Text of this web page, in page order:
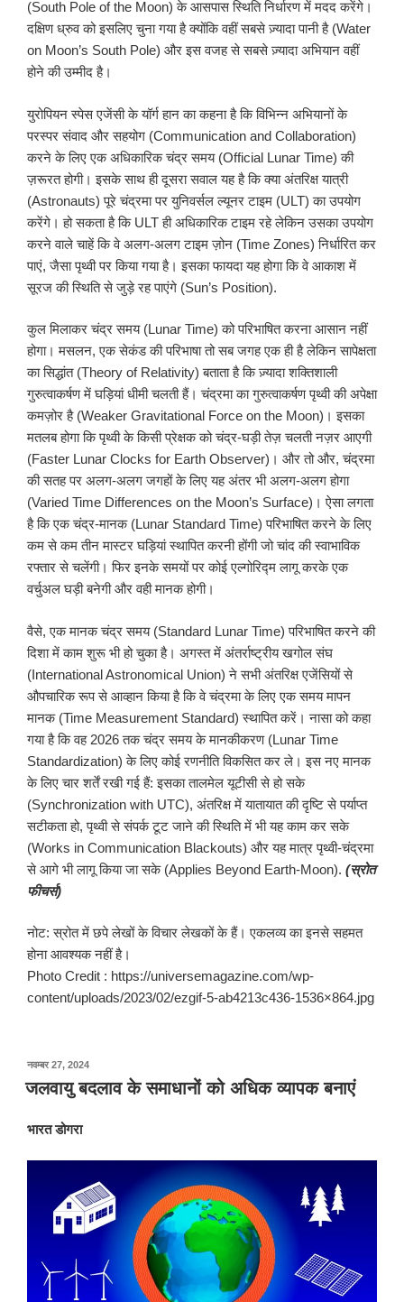
(South Pole of the Moon) के आसपास स्थिति निर्धारण में मदद करेंगे।
दक्षिण ध्रुव को इसलिए चुना गया है क्योंकि वहीं सबसे ज़्यादा पानी है (Water
on Moon’s South Pole) और इस वजह से सबसे ज़्यादा अभियान वहीं
होने की उम्मीद है।
युरोपियन स्पेस एजेंसी के यॉर्ग हान का कहना है कि विभिन्न अभियानों के
परस्पर संवाद और सहयोग (Communication and Collaboration)
करने के लिए एक अधिकारिक चंद्र समय (Official Lunar Time) की
ज़रूरत होगी। इसके साथ ही दूसरा सवाल यह है कि क्या अंतरिक्ष यात्री
(Astronauts) पूरे चंद्रमा पर युनिवर्सल ल्यूनर टाइम (ULT) का उपयोग
करेंगे। हो सकता है कि ULT ही अधिकारिक टाइम रहे लेकिन उसका उपयोग
करने वाले चाहें कि वे अलग-अलग टाइम ज़ोन (Time Zones) निर्धारित कर
पाएं, जैसा पृथ्वी पर किया गया है। इसका फायदा यह होगा कि वे आकाश में
सूरज की स्थिति से जुड़े रह पाएंगे (Sun’s Position).
कुल मिलाकर चंद्र समय (Lunar Time) को परिभाषित करना आसान नहीं
होगा। मसलन, एक सेकंड की परिभाषा तो सब जगह एक ही है लेकिन सापेक्षता
का सिद्धांत (Theory of Relativity) बताता है कि ज़्यादा शक्तिशाली
गुरुत्वाकर्षण में घड़ियां धीमी चलती हैं। चंद्रमा का गुरुत्वाकर्षण पृथ्वी की अपेक्षा
कमज़ोर है (Weaker Gravitational Force on the Moon)। इसका
मतलब होगा कि पृथ्वी के किसी प्रेक्षक को चंद्र-घड़ी तेज़ चलती नज़र आएगी
(Faster Lunar Clocks for Earth Observer)। और तो और, चंद्रमा
की सतह पर अलग-अलग जगहों के लिए यह अंतर भी अलग-अलग होगा
(Varied Time Differences on the Moon’s Surface)। ऐसा लगता
है कि एक चंद्र-मानक (Lunar Standard Time) परिभाषित करने के लिए
कम से कम तीन मास्टर घड़ियां स्थापित करनी होंगी जो चांद की स्वाभाविक
रफ्तार से चलेंगी। फिर इनके समयों पर कोई एल्गोरिद्म लागू करके एक
वर्चुअल घड़ी बनेगी और वही मानक होगी।
वैसे, एक मानक चंद्र समय (Standard Lunar Time) परिभाषित करने की
दिशा में काम शुरू भी हो चुका है। अगस्त में अंतर्राष्ट्रीय खगोल संघ
(International Astronomical Union) ने सभी अंतरिक्ष एजेंसियों से
औपचारिक रूप से आव्हान किया है कि वे चंद्रमा के लिए एक समय मापन
मानक (Time Measurement Standard) स्थापित करें। नासा को कहा
गया है कि वह 2026 तक चंद्र समय के मानकीकरण (Lunar Time
Standardization) के लिए कोई रणनीति विकसित कर ले। इस नए मानक
के लिए चार शर्तें रखी गई हैं: इसका तालमेल यूटीसी से हो सके
(Synchronization with UTC), अंतरिक्ष में यातायात की दृष्टि से पर्याप्त
सटीकता हो, पृथ्वी से संपर्क टूट जाने की स्थिति में भी यह काम कर सके
(Works in Communication Blackouts) और यह मात्र पृथ्वी-चंद्रमा
से आगे भी लागू किया जा सके (Applies Beyond Earth-Moon). (स्रोत
फीचर्स)
नोट: स्रोत में छपे लेखों के विचार लेखकों के हैं। एकलव्य का इनसे सहमत
होना आवश्यक नहीं है।
Photo Credit : https://universemagazine.com/wp-
content/uploads/2023/02/ezgif-5-ab4213c436-1536×864.jpg
नवम्बर 27, 2024पर
प्रकाशित
किया
जलवायु बदलाव के समाधानों को अधिक व्यापक बनाएं
भारत डोगरा